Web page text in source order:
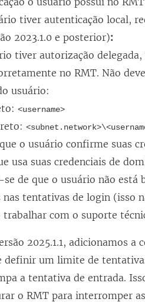
tiver autenticação local,
2023.1.0 e posterior):
tiver autorização
no RMT. Não
usuário:
<username>
o usuário confirme suas
usa suas credenciais de
de que o usuário não está
nas tentativas de login (isso
trabalhar com o suporte
2025.1.1, adicionamos a
um limite de
a tentativa de entrada.
o RMT para interromper